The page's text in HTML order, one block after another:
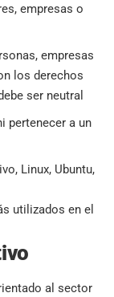
empresas o
empresas
los derechos
ser neutral
pertenecer a un
Linux, Ubuntu,
utilizados en el
al sector